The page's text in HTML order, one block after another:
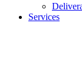
Services